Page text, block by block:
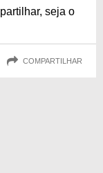
seja o
COMPARTILHAR